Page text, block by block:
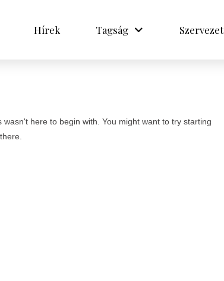
Hírek Tagság Szervezet
here to begin with. You might want to try starting